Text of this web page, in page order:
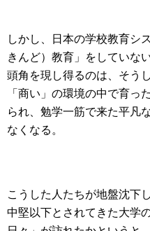
しかし、日本の学校教育シ
きんど）教育」をしていな
頭角を現し得るのは、そう
「商い」の環境の中で育っ
られ、勉学一筋で来た平凡
なくなる。
こうした人たちが地盤沈下
中堅以下とされてきた大学